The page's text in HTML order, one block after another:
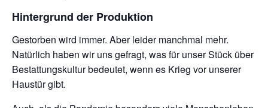
Hintergrund der Produktion
Gestorben wird immer. Aber leider manchmal mehr.
Natürlich haben wir uns gefragt, was für unser Stück über
Bestattungskultur bedeutet, wenn es Krieg vor unserer
Haustür gibt.